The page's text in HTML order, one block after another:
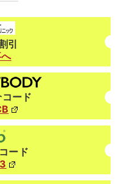
引
ード
ード